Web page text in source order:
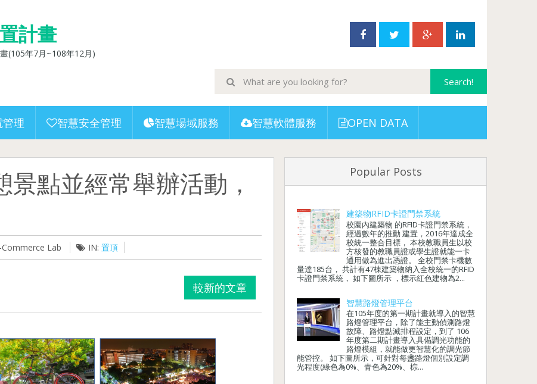
計畫
(105年7月~108年12月)
理 智慧安全管理 智慧場域服務 智慧軟體服務 OPEN DATA
點並經常舉辦活動，
Commerce Lab IN: 置頂
較新的文章
Popular Posts
建築物RFID卡證門禁系統
校園內建築物 的RFID卡證門禁系統，
經過數年的推動 建置，2016年達成全
校統一整合目標， 本校教職員生以校
方核發的教職員證或學生證就能一卡
通用做為進出憑證。 全校門禁卡機數
量達185台， 共計有47棟建築物納入全校統一的RFID
卡證門禁系統， 如下圖所示 ，標示紅色建物為2...
智慧路燈管理平台
在105年度的第一期計畫就導入的智慧
路燈管理平台，除了能主動偵測路燈
故障、路燈點滅排程設定，到了 106
年度第二期計畫導入具備調光功能的
路燈模組，就能做更智慧化的調光節
能管控。 如下圖所示，可針對每盞路燈個別設定調
光程度(綠色為0%、青色為20%、棕...